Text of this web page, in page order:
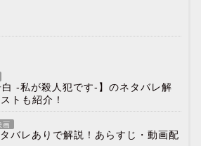
-私が殺人犯です-】のネタバレ解
トも紹介！
画
バレありで解説！あらすじ・動画配